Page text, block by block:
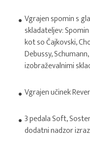
Vgrajen spomin s
skladateljev:
kot so Čajkovski,
Debussy,
izobraževalnimi
Vgrajen učinek
3 pedala Soft,
dodatni nadzor